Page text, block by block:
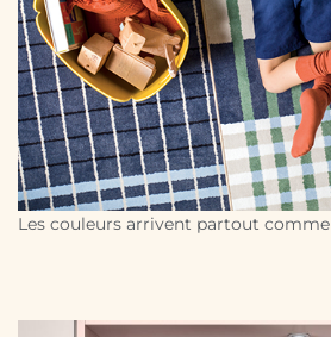
Les couleurs arrivent partout